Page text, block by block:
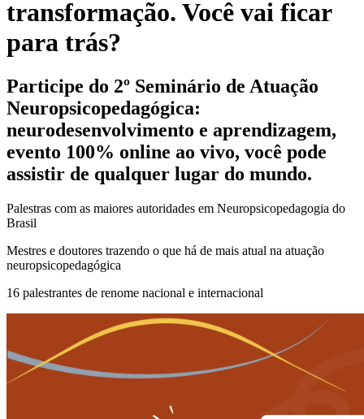
transformação. Você vai ficar
para trás?
Participe do 2º Seminário de Atuação
Neuropsicopedagógica:
neurodesenvolvimento e aprendizagem,
evento 100% online ao vivo, você pode
assistir de qualquer lugar do mundo.
Palestras com as maiores autoridades em Neuropsicopedagogia do
Brasil
Mestres e doutores trazendo o que há de mais atual na atuação
neuropsicopedagógica
16 palestrantes de renome nacional e internacional